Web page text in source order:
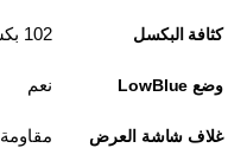
كثافة البكسل 102 بكسل بالبوصة الواحدة
وضع LowBlue نعم
غلاف شاشة العرض